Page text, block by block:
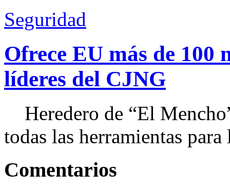
Seguridad
Ofrece EU más de 100
líderes del CJNG
Heredero de “El
todas las herramientas
Comentarios